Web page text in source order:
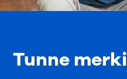
Tunne